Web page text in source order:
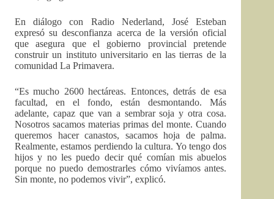
En diálogo con Radio Nederland, José Esteban
expresó su desconfianza acerca de la versión oficial
que asegura que el gobierno provincial pretende
construir un instituto universitario en las tierras de la
comunidad La Primavera.
“Es mucho 2600 hectáreas. Entonces, detrás de esa
facultad, en el fondo, están desmontando. Más
adelante, capaz que van a sembrar soja y otra cosa.
Nosotros sacamos materias primas del monte. Cuando
queremos hacer canastos, sacamos hoja de palma.
Realmente, estamos perdiendo la cultura. Yo tengo dos
hijos y no les puedo decir qué comían mis abuelos
porque no puedo demostrarles cómo vivíamos antes.
Sin monte, no podemos vivir”, explicó.